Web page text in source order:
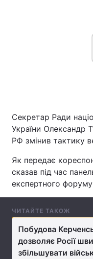
Головна
Україна
Економіка
Спорт
Зброя
Здоров'я
Секретар Ради
України Олександр
РФ змінив тактику
Як передає
сказав під час
експертного форуму
ЧИТАЙТЕ ТАКОЖ
Побудова
дозволяє Росії
збільшувати